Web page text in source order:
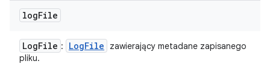
logFile
LogFile : LogFile
zawierający metadane zapisanego
pliku.